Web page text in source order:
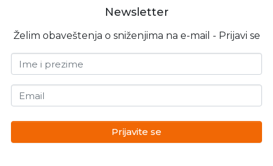
Newsletter
Želim obaveštenja o sniženjima na e-mail - Prijavi se
Ime i prezime
Email
Prijavite se